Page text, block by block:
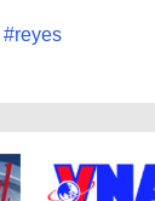
#reyes